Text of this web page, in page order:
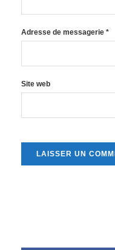
Adresse de messagerie *
Site web